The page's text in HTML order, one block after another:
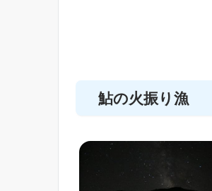
鮎の火振り漁